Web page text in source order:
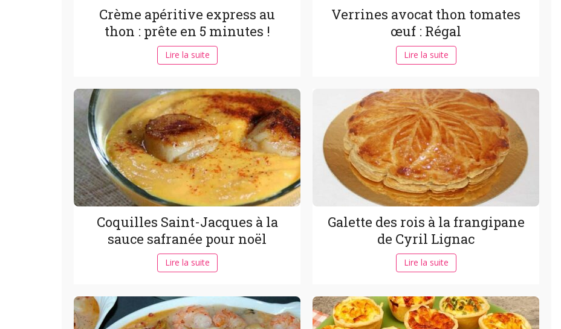
Crème apéritive express au
thon : prête en 5 minutes !
Lire la suite
Verrines avocat thon tomates
œuf : Régal
Lire la suite
Coquilles Saint-Jacques à la
sauce safranée pour noël
Lire la suite
Galette des rois à la frangipane
de Cyril Lignac
Lire la suite